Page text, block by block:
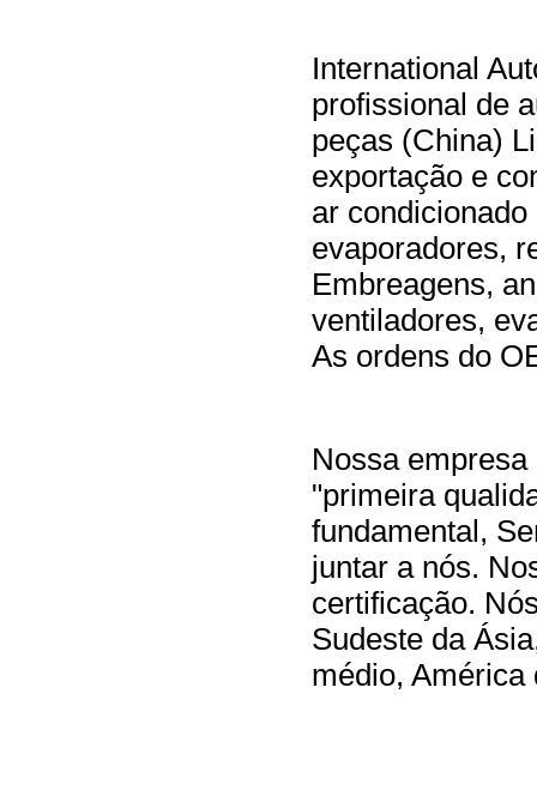
International
profissional de
peças (China)
exportação e
ar
evaporadores,
Embreagens,
ventiladores,
As ordens do
Nossa
"primeira
fundamental,
juntar a nós.
certificação.
Sudeste da
médio,